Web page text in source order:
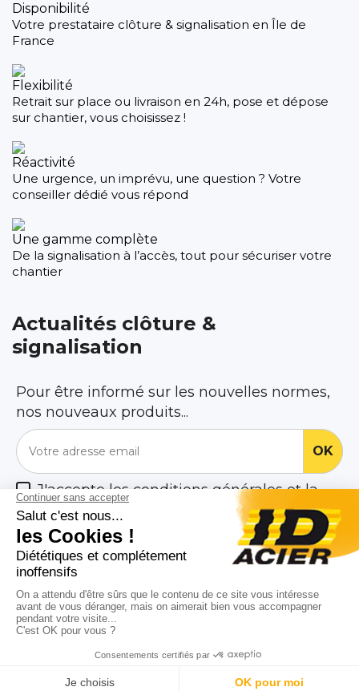
Disponibilité
Votre prestataire clôture & signalisation en Île de
France
Flexibilité
Retrait sur place ou livraison en 24h, pose et dépose
sur chantier, vous choisissez !
Réactivité
Une urgence, un imprévu, une question ? Votre
conseiller dédié vous répond
Une gamme complète
De la signalisation à l’accès, tout pour sécuriser votre
chantier
Actualités clôture &
signalisation
Pour être informé sur les nouvelles normes,
nos nouveaux produits...
J'accepte les conditions générales et la
politique de confidentialité
Nos Produits 
Notre société
ID Acier